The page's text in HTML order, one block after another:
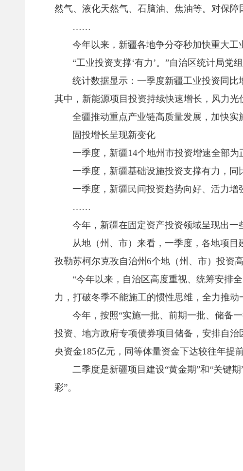
然气、液化天然气、石脑油、焦油等。对保
……
今年以来，新疆各地争分夺秒加快重大工
“工业投资支撑‘有力’。”自治区统计局党
统计数据显示：一季度新疆工业投资同比
其中，新能源项目投资持续快速增长，风力光
全疆推动重点产业链高质量发展，加快实
固投增长呈现新变化
一季度，新疆14个地州市投资增速全部为
一季度，新疆基础设施投资支撑有力，同
一季度，新疆民间投资趋势向好、活力增
……
今年，新疆在固定资产投资领域呈现出一
从地（州、市）来看，一季度，各地项
孜勒苏柯尔克孜自治州6个地（州、市）投资
“今年以来，自治区高度重视、统筹安排
力，打破冬季不能施工的惯性思维，全力推动
今年，按照“实施一批、前期一批、储备
投资、地方政府专项债券项目储备，安排自
央资金185亿元，同等体量资金下达较往年提
二季度是新疆项目建设“黄金期”和“关键
彩”。